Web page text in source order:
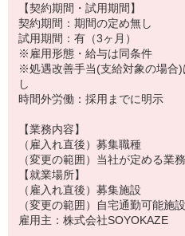
【契約期間・試用期間】
契約期間：期間の定め無し
試用期間：有（3ヶ月）
※雇用形態・給与は同条件
※処遇改善手当(支給対象の場合
し
時間外労働：採用までに明示
【業務内容】
（雇入れ直後）募集職種
（変更の範囲）当社が定める業務
【就業場所】
（雇入れ直後）募集施設
（変更の範囲）自宅通勤可能施設
雇用主：株式会社SOYOKAZE